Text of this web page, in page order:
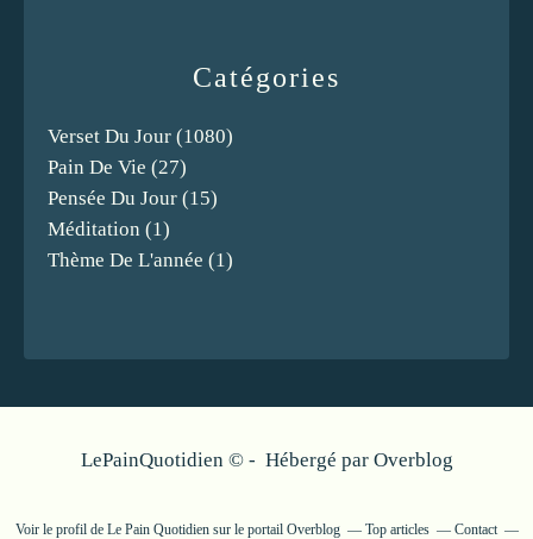
Catégories
Verset Du Jour (1080)
Pain De Vie (27)
Pensée Du Jour (15)
Méditation (1)
Thème De L'année (1)
LePainQuotidien © - Hébergé par Overblog
Voir le profil de Le Pain Quotidiensur le portail Overblog Top articles Contact